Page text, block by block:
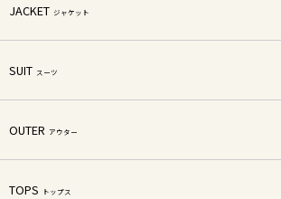
JACKET ジャケット
SUIT スーツ
OUTER アウター
TOPS トップス